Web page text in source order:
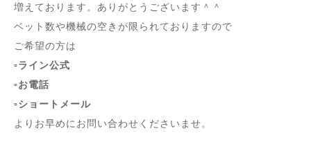
増えております。ありがとうございます＾＾
ベット数や機械の空きが限られておりますので
ご希望の方は
▫️ライン公式
▫️お電話
▫️ショートメール
よりお早めにお問い合わせくださいませ。